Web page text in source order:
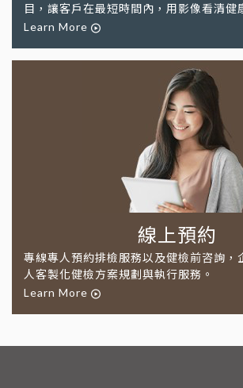
目，讓客戶在最短時間內，用影像看清健
Learn More
線上預約
專線專人預約排檢服務以及健檢前咨詢，
人客製化健檢方案規劃與執行服務。
Learn More